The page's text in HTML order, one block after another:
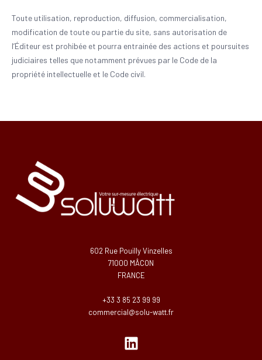
Toute utilisation, reproduction, diffusion, commercialisation,
modification de toute ou partie du site, sans autorisation de
l’Éditeur est prohibée et pourra entrainée des actions et poursuites
judiciaires telles que notamment prévues par le Code de la
propriété intellectuelle et le Code civil.
602 Rue Pouilly Vinzelles
71000 MÂCON
FRANCE
+33 3 85 23 99 99
commercial@solu-watt.fr